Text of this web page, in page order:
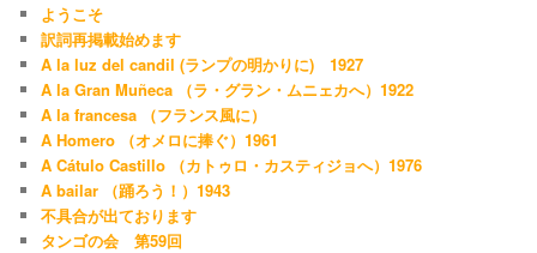
ようこそ
訳詞再掲載始めます
A la luz del candil (ランプの明かりに) 1927
A la Gran Muñeca （ラ・グラン・ムニェカへ）1922
A la francesa （フランス風に）
A Homero （オメロに捧ぐ）1961
A Cátulo Castillo （カトゥロ・カスティジョへ）1976
A bailar （踊ろう！）1943
不具合が出ております
タンゴの会 第59回